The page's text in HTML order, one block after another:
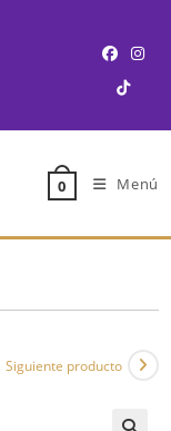
0 Menú
Siguiente producto